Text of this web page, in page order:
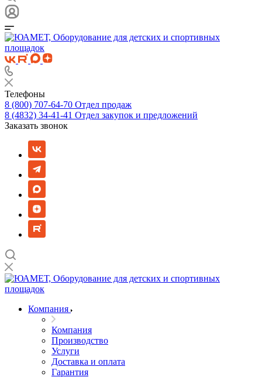
Телефоны
8 (800) 707-64-70 Отдел продаж
8 (4832) 34-41-41 Отдел закупок и предложений
Заказать звонок
Компания
Компания
Производство
Услуги
Доставка и оплата
Гарантия